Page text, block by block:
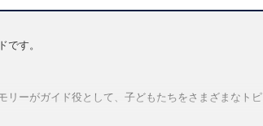
す。
ーがガイド役として、子どもたちをさまざまなトピ